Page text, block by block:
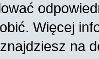
Więcej
na